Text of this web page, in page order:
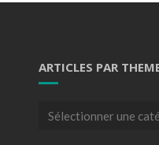
ARTICLES PAR
Articles